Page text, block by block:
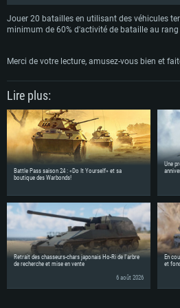
Jouer 20 batailles en utilisant des véhicules
minimum de 60% d'activité de bataille au rang
Merci de votre lecture, amusez-vous bien et
Lire plus:
Battle Pass saison 24 : «Do It Yourself» et sa
boutique des Warbonds!
Une
Retrait des chasseurs-chars japonais Ho-Ri de l'arbre
de recherche et mise en vente
6 août 2026
En
et